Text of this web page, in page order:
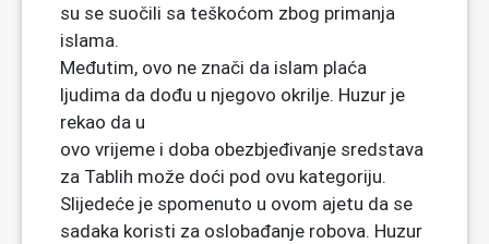
su se suočili sa teškoćom zbog primanja
islama.
Međutim, ovo ne znači da islam plaća
ljudima da dođu u njegovo okrilje. Huzur je
rekao da u
ovo vrijeme i doba obezbjeđivanje sredstava
za Tablih može doći pod ovu kategoriju.
Slijedeće je spomenuto u ovom ajetu da se
sadaka koristi za oslobađanje robova. Huzur